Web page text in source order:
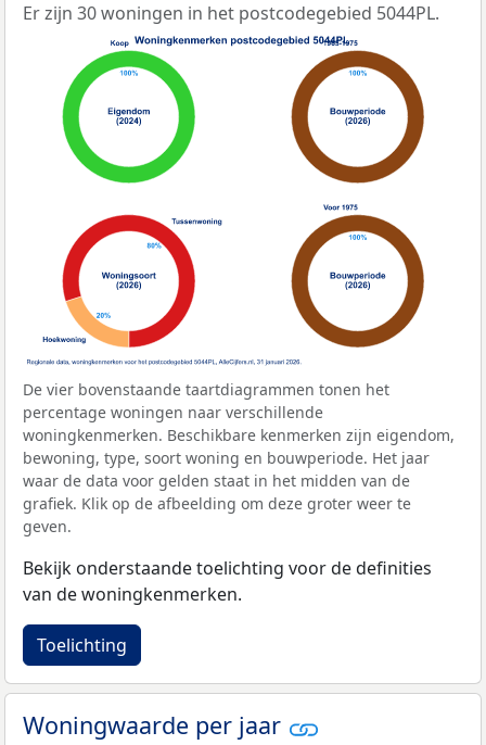
Er zijn 30 woningen in het postcodegebied 5044PL.
De vier bovenstaande taartdiagrammen tonen het
percentage woningen naar verschillende
woningkenmerken. Beschikbare kenmerken zijn eigendom,
bewoning, type, soort woning en bouwperiode. Het jaar
waar de data voor gelden staat in het midden van de
grafiek. Klik op de afbeelding om deze groter weer te
geven.
Bekijk onderstaande toelichting voor de definities
van de woningkenmerken.
Toelichting
Woningwaarde per jaar